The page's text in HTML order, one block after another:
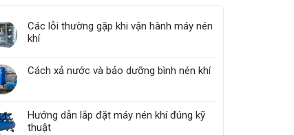
Các lỗi thường gặp khi vận hành máy nén
khí
Cách xả nước và bảo dưỡng bình nén khí
Hướng dẫn lắp đặt máy nén khí đúng kỹ
thuật